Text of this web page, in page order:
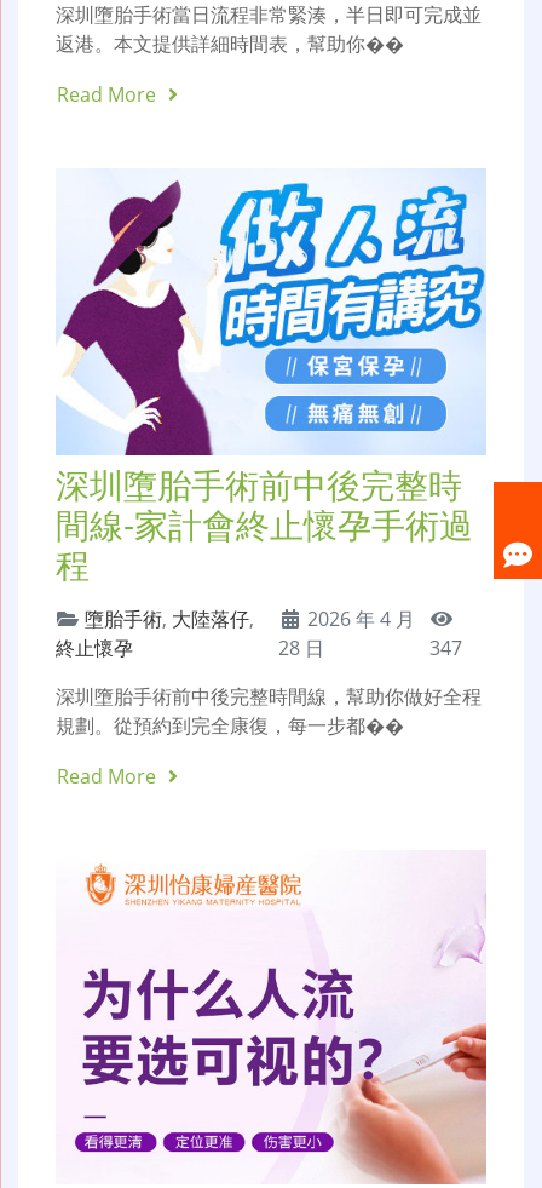
深圳墮胎手術當日流程非常緊湊，半日即可完成並
返港。本文提供詳細時間表，幫助你��
Read More
深圳墮胎手術前中後完整時
間線-家計會終止懷孕手術過
程
墮胎手術, 大陸落仔,
終止懷孕
2026 年 4 月
28 日
347
深圳墮胎手術前中後完整時間線，幫助你做好全程
規劃。從預約到完全康復，每一步都��
Read More